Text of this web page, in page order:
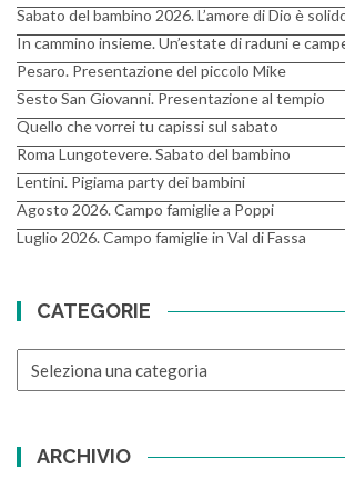
Sabato del bambino 2026. L’amore di Dio è
In cammino insieme. Un’estate di raduni e
Pesaro. Presentazione del piccolo Mike
Sesto San Giovanni. Presentazione al tempio
Quello che vorrei tu capissi sul sabato
Roma Lungotevere. Sabato del bambino
Lentini. Pigiama party dei bambini
Agosto 2026. Campo famiglie a Poppi
Luglio 2026. Campo famiglie in Val di Fassa
CATEGORIE
ARCHIVIO